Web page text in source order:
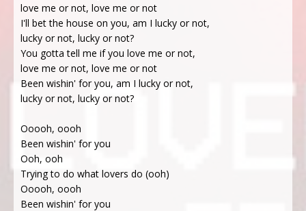
love me or not, love me or not
I'll bet the house on you, am I lucky or not,
lucky or not, lucky or not?
You gotta tell me if you love me or not,
love me or not, love me or not
Been wishin' for you, am I lucky or not,
lucky or not, lucky or not?
Ooooh, oooh
Been wishin' for you
Ooh, ooh
Trying to do what lovers do (ooh)
Ooooh, oooh
Been wishin' for you